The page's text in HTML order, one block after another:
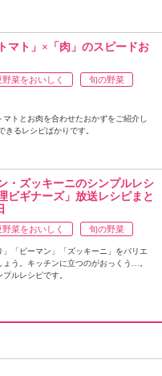
マト」×「肉」のスピードお
野菜をおいしく
旬の野菜
トとお肉を合わせたおかずをご紹介し
きるレシピばかりです。
・ズッキーニのシンプルレシ
ビギナーズ」放送レシピまと
野菜をおいしく 旬の野菜
「ピーマン」「ズッキーニ」をバリエ
う。キッチンに立つのがおっくう…。
ルレシピです。